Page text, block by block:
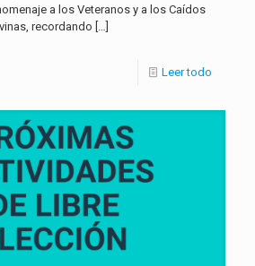
a los Veteranos y a los Caídos
recordando […]
Leer todo